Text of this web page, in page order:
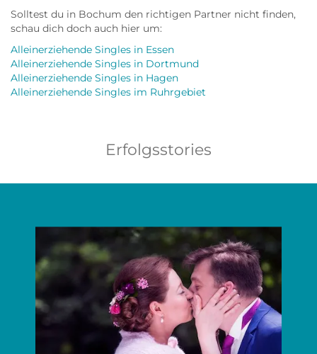
Solltest du in Bochum den richtigen Partner nicht finden,
schau dich doch auch hier um:
Alleinerziehende Singles in Essen
Alleinerziehende Singles in Dortmund
Alleinerziehende Singles in Hagen
Alleinerziehende Singles im Ruhrgebiet
Erfolgsstories